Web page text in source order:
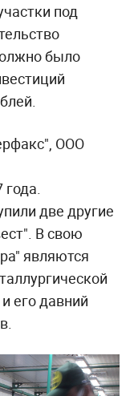
под
было
ООО
года.
две другие
В свою
являются
его давний